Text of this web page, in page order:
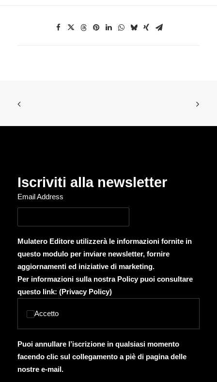
Iscriviti alla newsletter
Email Address
Mulatero Editore utilizzerà le informazioni fornite in
questo modulo per inviare newsletter, fornire
aggiornamenti ed iniziative di marketing.
Per informazioni sulla nostra Policy puoi consultare
questo link: (Privacy Policy)
Accetto
Puoi annullare l’iscrizione in qualsiasi momento
facendo clic sul collegamento a piè di pagina delle
nostre e-mail.